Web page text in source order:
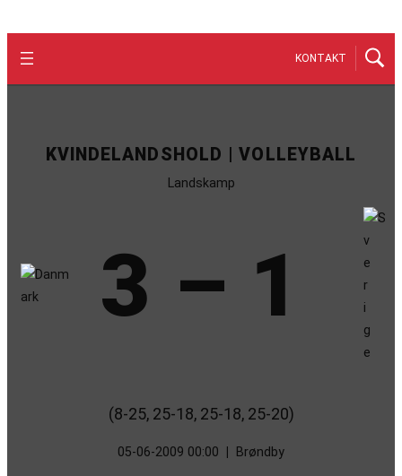
KONTAKT
KVINDELANDSHOLD | VOLLEYBALL
Landskamp
3 – 1
(8-25, 25-18, 25-18, 25-20)
05-06-2009 00:00 Brøndby